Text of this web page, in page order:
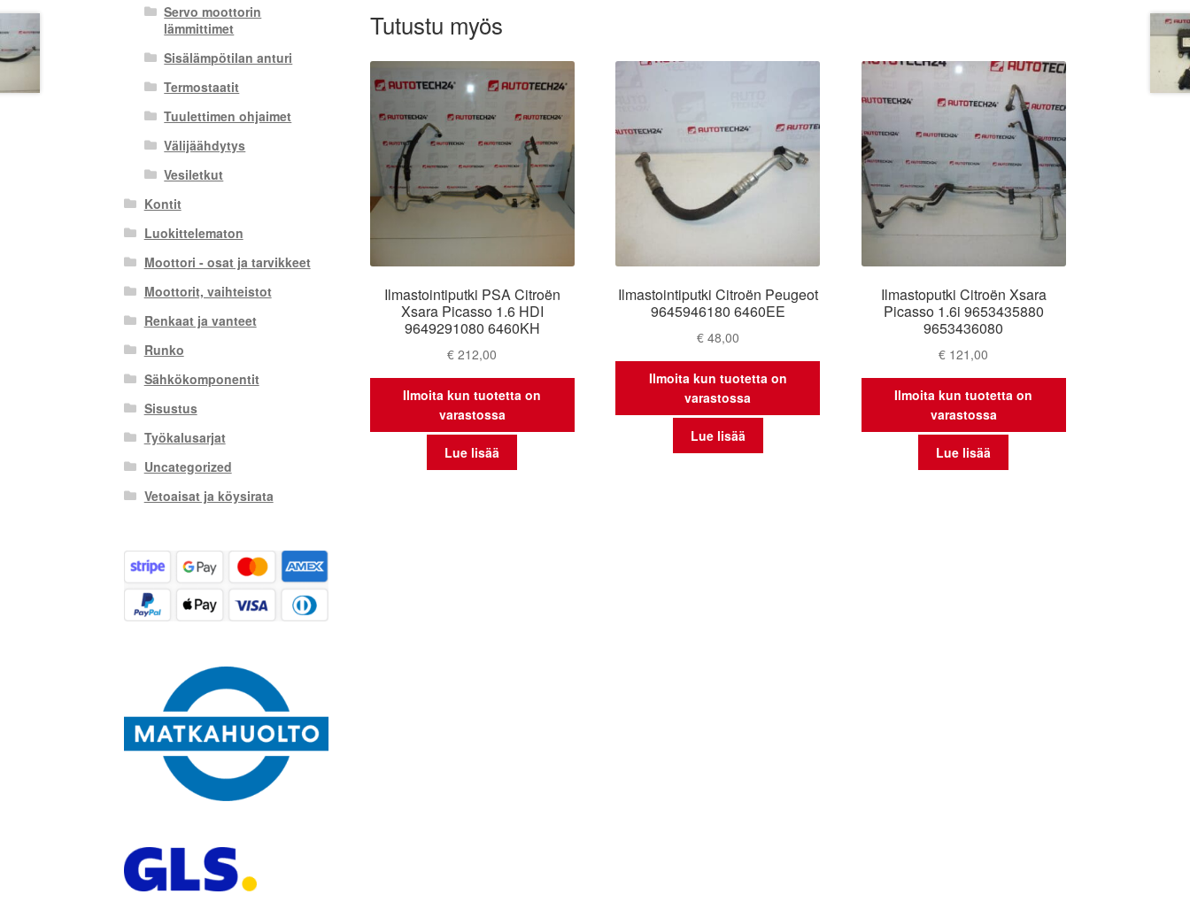
Tutustu myös
Ilmastointiputki PSA Citroën
Xsara Picasso 1.6 HDI
9649291080 6460KH
€ 212,00
Ilmoita kun tuotetta on
varastossa
Lue lisää
Ilmastointiputki Citroën Peugeot
9645946180 6460EE
€48,00
Ilmoita kun tuotetta on
varastossa
Lue lisää
Ilmastoputki Citroën Xsara
Picasso 1.6i 9653435880
9653436080
€ 121,00
Ilmoita kun tuotetta on
varastossa
Lue lisää
Servo moottorin
lämmittimet
Sisälämpötilan anturi
Termostaatit
Tuulettimen ohjaimet
Välijäähdytys
Vesiletkut
Kontit
Luokittelematon
Moottori - osat ja tarvikkeet
Moottorit, vaihteistot
Renkaat ja vanteet
Runko
Sähkökomponentit
Sisustus
Työkalusarjat
Uncategorized
Vetoaisat ja köysirata